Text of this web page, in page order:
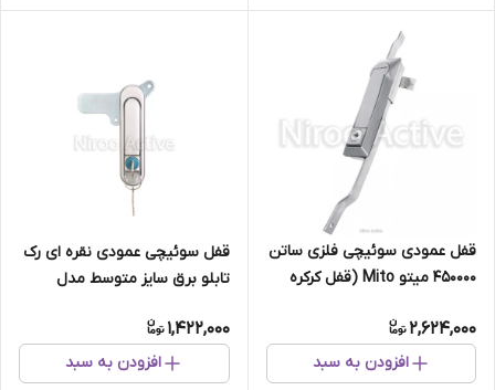
قفل عمودی سوئیچی فلزی ساتن
450000 میتو Mito (قفل کرکره
2,624,000
افزودن به سبد
قفل سوئیچی عمودی نقره ای رک
تابلو برق سایز متوسط مدل
1,422,000
افزودن به سبد